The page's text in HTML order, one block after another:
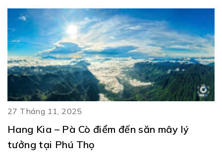
27 Tháng 11, 2025
Hang Kia – Pà Cò điểm đến săn mây lý
tưởng tại Phú Thọ